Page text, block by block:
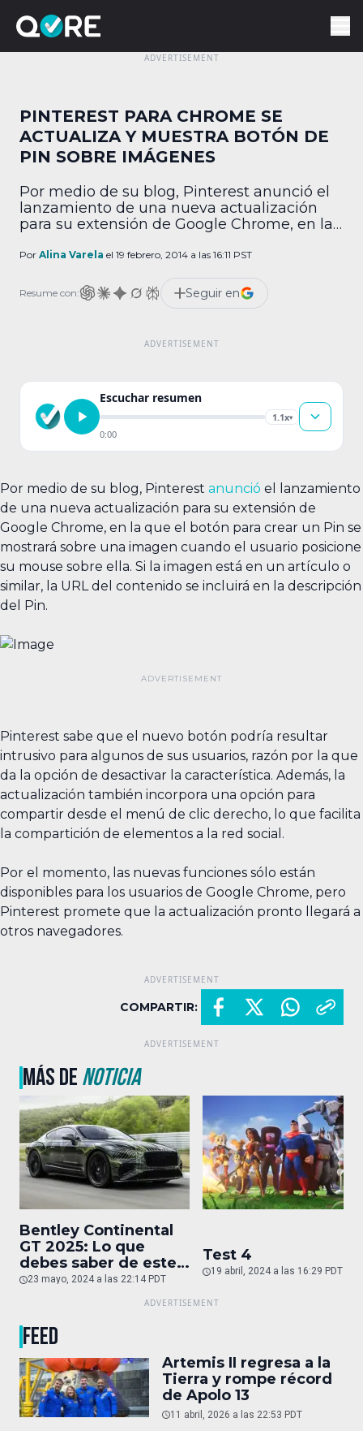
PINTEREST PARA CHROME SE
ACTUALIZA Y MUESTRA BOTÓN DE
PIN SOBRE IMÁGENES
Por medio de su blog, Pinterest anunció el
lanzamiento de una nueva actualización
para su extensión de Google Chrome, en la
sobre una imagen cuando el usuario
está en un artículo o similar, la URL del
contenido se […]
Por Alina Varela el 19 febrero, 2014 a las 16:11 PST
Resume con: Seguir en
Escuchar resumen
1.1x▾
0:00
Por medio de su blog, Pinterest anunció el lanzamiento
de una nueva actualización para su extensión de
Google Chrome, en la que el botón para crear un Pin se
mostrará sobre una imagen cuando el usuario posicione
su mouse sobre ella. Si la imagen está en un artículo o
similar, la URL del contenido se incluirá en la descripción
del Pin.
Pinterest sabe que el nuevo botón podría resultar
intrusivo para algunos de sus usuarios, razón por la que
da la opción de desactivar la característica. Además, la
actualización también incorpora una opción para
compartir desde el menú de clic derecho, lo que facilita
la compartición de elementos a la red social.
Por el momento, las nuevas funciones sólo están
disponibles para los usuarios de Google Chrome, pero
Pinterest promete que la actualización pronto llegará a
otros navegadores.
COMPARTIR:
MÁS DENOTICIA
Bentley Continental
GT 2025: Lo que
debes saber de este
auto de superlujo
23 mayo, 2024 a las 22:14 PDT
Test 4
19 abril, 2024 a las 16:29 PDT
FEED
Artemis II regresa a la
Tierra y rompe récord
de Apolo 13
11 abril, 2026 a las 22:53 PDT